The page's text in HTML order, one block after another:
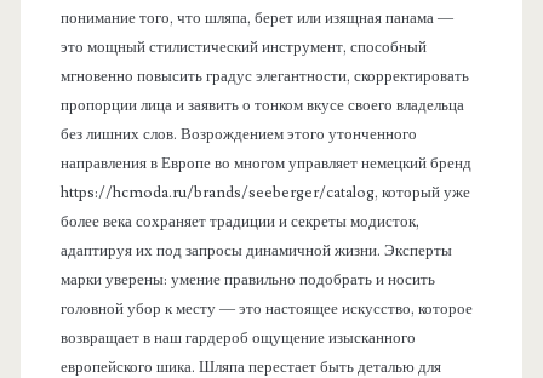
понимание того, что шляпа, берет или изящная панама —
это мощный стилистический инструмент, способный
мгновенно повысить градус элегантности, скорректировать
пропорции лица и заявить о тонком вкусе своего владельца
без лишних слов. Возрождением этого утонченного
направления в Европе во многом управляет немецкий бренд
https://hcmoda.ru/brands/seeberger/catalog, который уже
более века сохраняет традиции и секреты модисток,
адаптируя их под запросы динамичной жизни. Эксперты
марки уверены: умение правильно подобрать и носить
головной убор к месту — это настоящее искусство, которое
возвращает в наш гардероб ощущение изысканного
европейского шика. Шляпа перестает быть деталью для